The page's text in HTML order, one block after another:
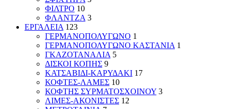
ΦΙΛΤΡΟ 10
ΦΛΑΝΤΖΑ 3
ΕΡΓΑΛΕΙΑ 123
ΓΕΡΜΑΝΟΠΟΛΥΓΩΝΟ 1
ΓΕΡΜΑΝΟΠΟΛΥΓΩΝΟ ΚΑΣΤΑΝΙΑ 1
ΓΚΑΖΟΤΑΝΑΛΙΑ 5
ΔΙΣΚΟΙ ΚΟΠΗΣ 9
ΚΑΤΣΑΒΙΔΙ-ΚΑΡΥΔΑΚΙ 17
ΚΟΦΤΕΣ-ΛΑΜΕΣ 10
ΚΟΦΤΗΣ ΣΥΡΜΑΤΟΣΧΟΙΝΟΥ 3
ΛΙΜΕΣ-ΑΚΟΝΙΣΤΕΣ 12